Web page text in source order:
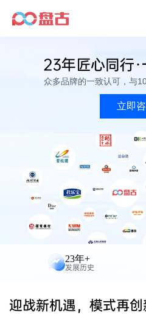
23年匠心同行
众多品牌的一致认可，与
立即
23年+
发展历史
迎战新机遇，模式再